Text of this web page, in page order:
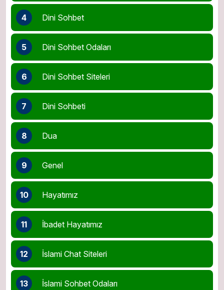
4 Dini Sohbet
5 Dini Sohbet Odaları
6 Dini Sohbet Siteleri
7 Dini Sohbeti
8 Dua
9 Genel
10 Hayatımız
11 İbadet Hayatımız
12 İslami Chat Siteleri
13 İslami Sohbet Odaları